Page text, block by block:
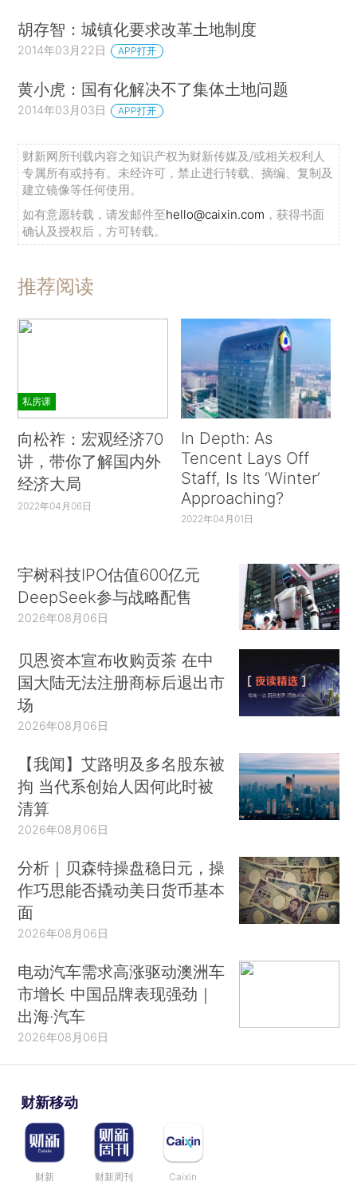
胡存智：城镇化要求改革土地制度
2014年03月22日 APP打开
黄小虎：国有化解决不了集体土地问题
2014年03月03日 APP打开
财新网所刊载内容之知识产权为财新传媒及/或相关权利人
专属所有或持有。未经许可，禁止进行转载、摘编、复制及
建立镜像等任何使用。
如有意愿转载，请发邮件至hello@caixin.com ，获得书面
确认及授权后，方可转载。
推荐阅读
私房课
向松祚：宏观经济70
讲，带你了解国内外
经济大局
2022年04月06日
In Depth: As
Tencent Lays Off
Staff, Is Its ‘Winter’
Approaching?
2022年04月01日
宇树科技IPO估值600亿元
DeepSeek参与战略配售
2026年08月06日
贝恩资本宣布收购贡茶 在中
国大陆无法注册商标后退出市
场
2026年08月06日
【我闻】艾路明及多名股东被
拘 当代系创始人因何此时被
清算
2026年08月06日
分析｜贝森特操盘稳日元，操
作巧思能否撬动美日货币基本
面
2026年08月06日
电动汽车需求高涨驱动澳洲车
市增长 中国品牌表现强劲｜
出海·汽车
2026年08月06日
财新移动
财新 财新周刊 Caixin